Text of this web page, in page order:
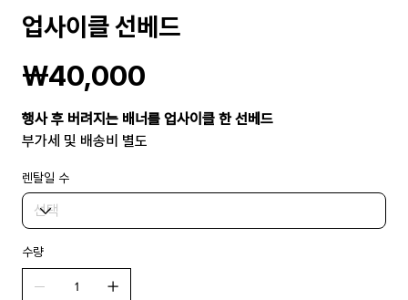
업사이클 선베드
격
₩40,000
행사 후 버려지는 배너를 업사이클 한 선베드
부가세 및 배송비 별도
렌탈일 수
수량